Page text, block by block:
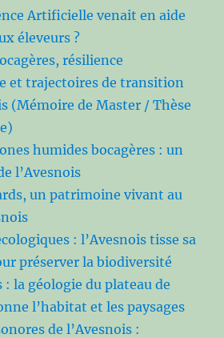
Artificielle venait en aide
éleveurs ?
résilience
et trajectoires de transition
(Mémoire de Master / Thèse
humides bocagères : un
l’Avesnois
un patrimoine vivant au
: l’Avesnois tisse sa
préserver la biodiversité
: la géologie du plateau de
l’habitat et les paysages
de l’Avesnois :